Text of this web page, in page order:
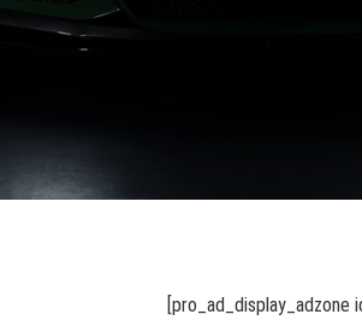
[pro_ad_display_adzone